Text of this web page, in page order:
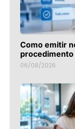
Como emitir
06/08/2026